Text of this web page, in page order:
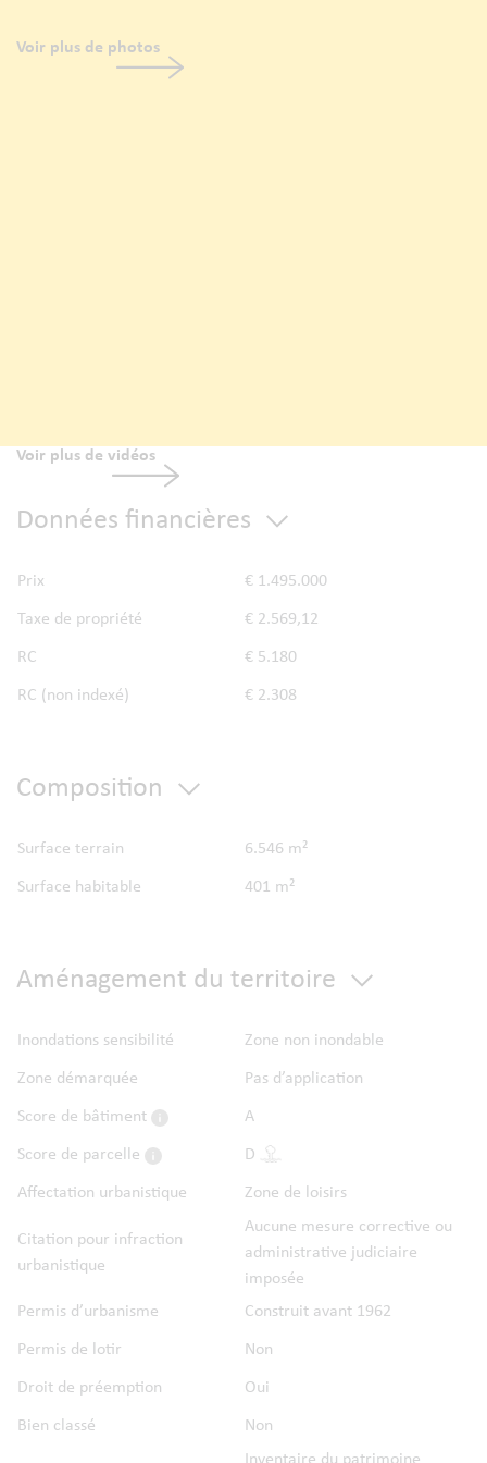
Voir plus de photos
Voir plus de vidéos
Données financières
Prix
€ 1.495.000
Taxe de propriété
€ 2.569,12
RC
€ 5.180
RC (non indexé)
€ 2.308
Composition
Surface terrain
6.546 m²
Surface habitable
401 m²
Aménagement du territoire
Inondations sensibilité
Zone non inondable
Zone démarquée
Pas d’application
Score de bâtiment
A
Score de parcelle
D
Affectation urbanistique
Zone de loisirs
Citation pour infraction
urbanistique
Aucune mesure corrective ou
administrative judiciaire
imposée
Permis d’urbanisme
Construit avant 1962
Permis de lotir
Non
Droit de préemption
Oui
Bien classé
Non
Inventaire du patrimoine